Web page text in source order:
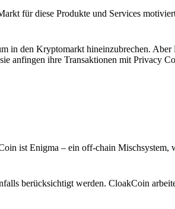
für diese Produkte und Services
in den Kryptomarkt hineinzubrechen. Aber
anfingen ihre Transaktionen mit Privacy
ist Enigma – ein off-chain Mischsystem,
berücksichtigt werden. CloakCoin